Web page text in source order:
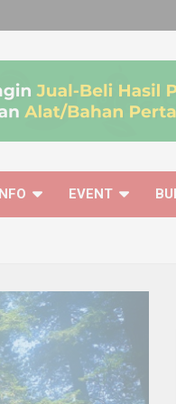
INFO EVENT